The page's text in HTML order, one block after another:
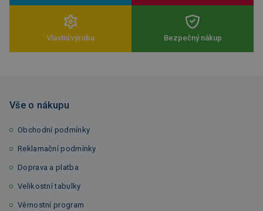
Vlastní výroba Bezpečný nákup
Vše o nákupu
Obchodní podmínky
Reklamační podmínky
Doprava a platba
Velikostní tabulky
Věrnostní program